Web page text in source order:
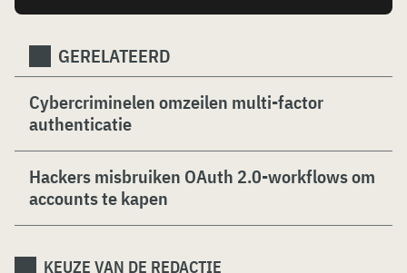
GERELATEERD
Cybercriminelen omzeilen multi-factor
authenticatie
Hackers misbruiken OAuth 2.0-workflows om
accounts te kapen
KEUZE VAN DE REDACTIE